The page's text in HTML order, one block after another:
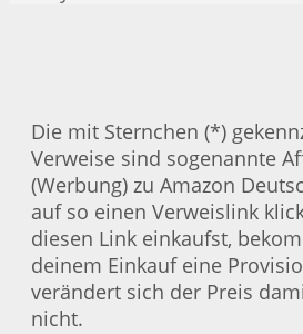
Die mit Sternchen (*)
Verweise sind sogenannte
(Werbung) zu Amazon
auf so einen Verweislink
diesen Link einkaufst,
deinem Einkauf eine
verändert sich der Preis
nicht.